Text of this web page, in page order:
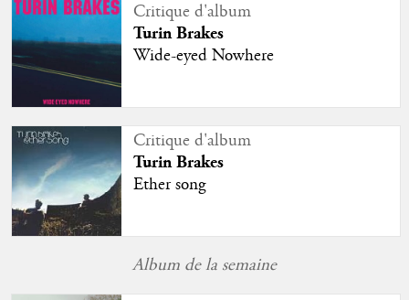
Critique d'album
Turin Brakes
Wide-eyed Nowhere
Critique d'album
Turin Brakes
Ether song
Album de la semaine